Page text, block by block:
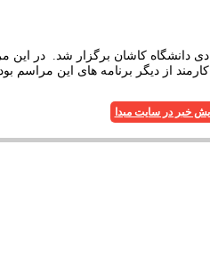
ارتحال امام (ره) و قیام 15 خرداد روز چهارشنبه ۱۳
از دیگر برنامه های این مراسم
خبر در سایت مبدا